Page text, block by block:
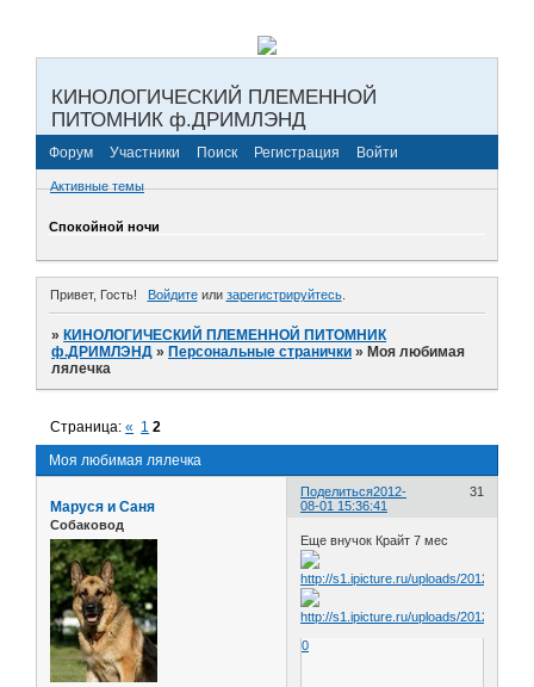
КИНОЛОГИЧЕСКИЙ ПЛЕМЕННОЙ
ПИТОМНИК ф.ДРИМЛЭНД
Форум Участники Поиск Регистрация Войти
Активные темы
Спокойной ночи
Привет, Гость! Войдитеили зарегистрируйтесь.
» КИНОЛОГИЧЕСКИЙ ПЛЕМЕННОЙ ПИТОМНИК
ф.ДРИМЛЭНД » Персональные странички » Моя любимая
лялечка
Моя любимая лялечка
Страница:« 1 2
Поделиться 31
2012-
08-01 15:36:41
Маруся и Саня
Собаковод
Еще внучок Крайт 7 мес
0